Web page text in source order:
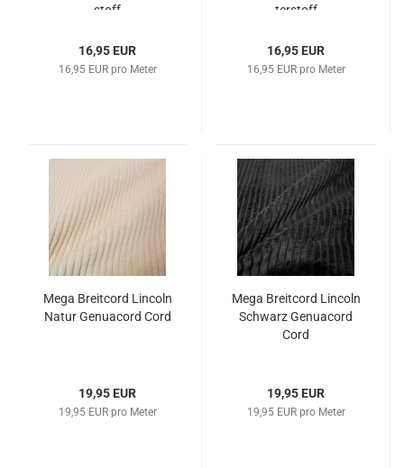
stoff
16,95 EUR
16,95 EUR pro Meter
ter­stoff
16,95 EUR
16,95 EUR pro Meter
Mega Breit­cord Lin­coln
Natur Ge­nu­acord Cord
19,95 EUR
19,95 EUR pro Meter
Mega Breit­cord Lin­coln
Schwarz Ge­nu­acord
Cord
19,95 EUR
19,95 EUR pro Meter